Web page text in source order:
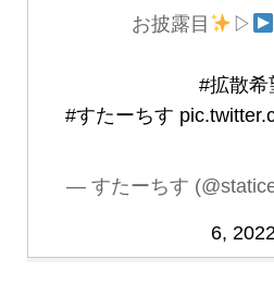
お披露目 ▷
#拡散希
#すたーちす
— すたーちす
6,